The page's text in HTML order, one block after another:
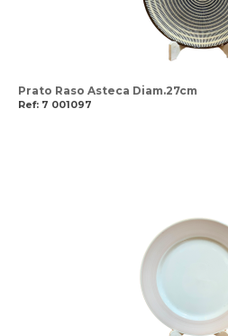
Prato Raso Asteca Diam.27cm
Ref: 7 001097